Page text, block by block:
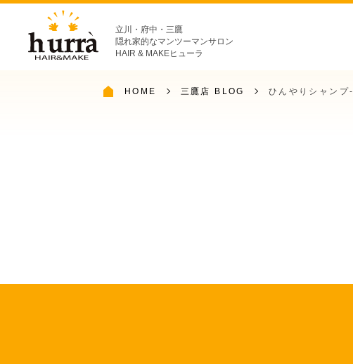
立川・府中・三鷹
隠れ家的なマンツーマンサロン
HAIR & MAKEヒューラ
HOME 三鷹店 BLOG ひんやりシャンプ-